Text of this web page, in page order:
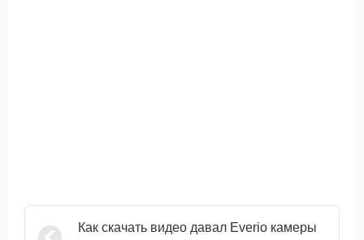
Как скачать видео давал Everio камеры